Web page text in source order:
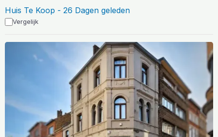
Huis Te Koop - 26 Dagen geleden
Vergelijk